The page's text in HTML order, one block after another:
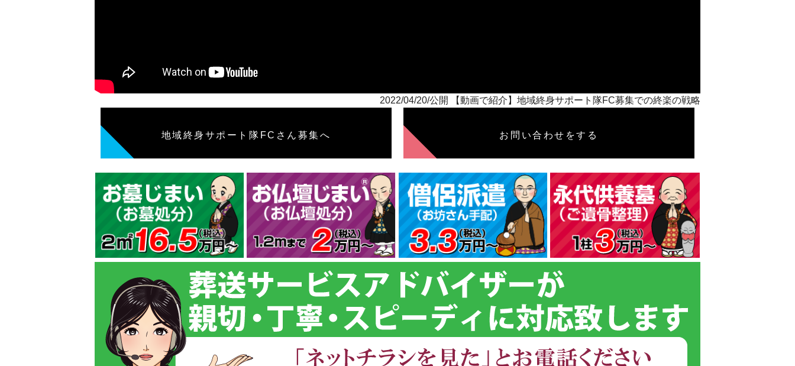
2022/04/20/公開 【動画で紹介】地域終身サポート隊FC募集での終楽の戦略
地域終身サポート隊FCさん募集へ お問い合わせをする